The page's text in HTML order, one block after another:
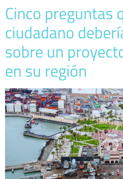
Cinco preguntas
ciudadano
sobre un
en su región